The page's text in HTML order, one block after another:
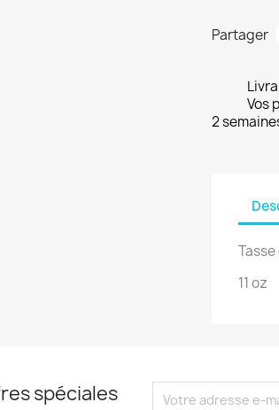
Partager
Vos
2
11 oz
spéciales